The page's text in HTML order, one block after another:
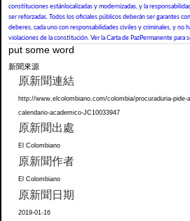
constituciones estánlocalizadas y modernizadas, y la
ser reforzadas. Todos los oficiales públicos deberán ser garantes
deberes, cada uno con responsabilidades civiles y criminales, y no
violaciones de la constitución. Ver la Carta de PazPermanente para
put some word
新聞來源
原新聞連結
http://www.elcolombiano.com/colombia/procuraduria-pide-
calendario-academico-JC10033947
原新聞出處
El Colombiano
原新聞作者
El Colombiano
原新聞日期
2019-01-16